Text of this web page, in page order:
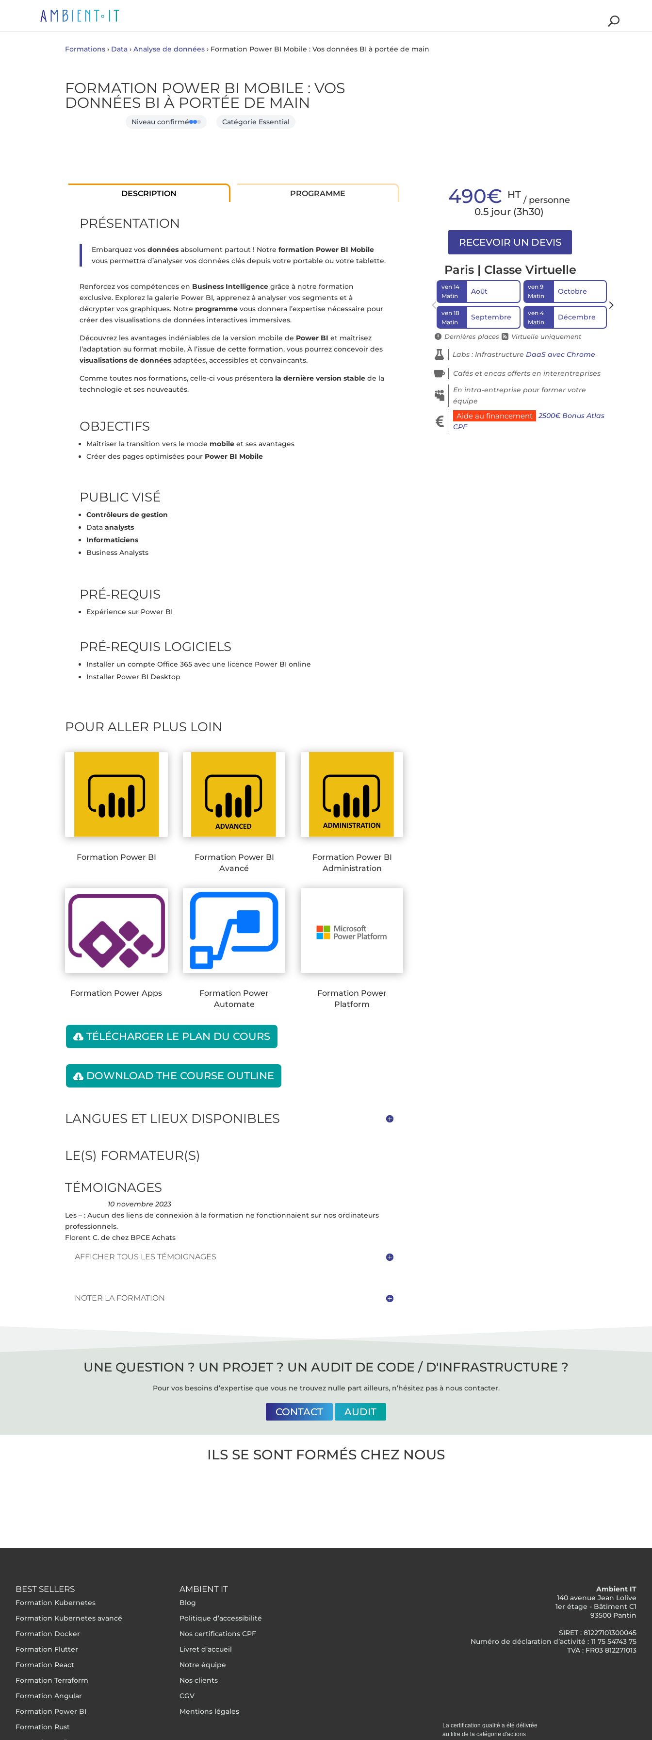
Formations › Data ›Analyse de données › Formation Power BI Mobile : Vos données BI à portée de main
FORMATION POWER BI MOBILE : VOS
DONNÉES BI À PORTÉE DE MAIN
Niveau confirmé Catégorie Essential
DESCRIPTION PROGRAMME
PRÉSENTATION
Embarquez vosdonnées absolument partout ! Notreformation Power BI Mobile
vous permettra d’analyser vos données clés depuis votre portable ou votre tablette.
Renforcez vos compétences en Business Intelligence grâce à notre formation
exclusive. Explorez la galerie Power BI, apprenez à analyser vos segments et à
décrypter vos graphiques. Notre programme vous donnera l’expertise nécessaire pour
créer des visualisations de données interactives immersives.
Découvrez les avantages indéniables de la version mobile de Power BI et maîtrisez
l’adaptation au format mobile. À l’issue de cette formation, vous pourrez concevoir des
visualisations de données adaptées, accessibles et convaincants.
Comme toutes nos formations, celle-ci vous présentera la dernière version stable de la
technologie et ses nouveautés.
OBJECTIFS
Maîtriser la transition vers le mode mobile et ses avantages
Créer des pages optimisées pour Power BI Mobile
PUBLIC VISÉ
Contrôleurs de gestion
Dataanalysts
Informaticiens
Business Analysts
PRÉ-REQUIS
Expérience sur Power BI
PRÉ-REQUIS LOGICIELS
Installer un compte Office 365 avec une licence Power BI online
Installer Power BI Desktop
POUR ALLER PLUS LOIN
Formation Power BI
Formation Power BI
Avancé
Formation Power BI
Administration
Formation Power Apps
Formation Power
Automate
Formation Power
Platform
TÉLÉCHARGER LE PLAN DU COURS
DOWNLOAD THE COURSE OUTLINE
LANGUES ET LIEUX DISPONIBLES
LE(S) FORMATEUR(S)
TÉMOIGNAGES
10 novembre 2023
Les – : Aucun des liens de connexion à la formation ne fonctionnaient sur nos ordinateurs
professionnels.
Florent C. de chez BPCE Achats
AFFICHER TOUS LES TÉMOIGNAGES
NOTER LA FORMATION
490€ HT / personne
0.5 jour (3h30)
Paris | Classe Virtuelle
ven 14
Matin
Août
ven 18
Matin
Septembre
ven 9
Matin
Octobre
ven 4
Matin
Décembre
 Dernières places  Virtuelle uniquement
 Labs : InfrastructureDaaS avec Chrome
 Cafés et encas offerts en interentreprises

En intra-entreprise pour former votre
équipe
 Aide au financement
2500€ Bonus Atlas
CPF
UNE QUESTION ? UN PROJET ? UN AUDIT DE CODE / D'INFRASTRUCTURE ?
Pour vos besoins d’expertise que vous ne trouvez nulle part ailleurs, n’hésitez pas à nous contacter.
CONTACT AUDIT
ILS SE SONT FORMÉS CHEZ NOUS
BEST SELLERS
Formation Kubernetes
Formation Kubernetes avancé
Formation Docker
Formation Flutter
Formation React
Formation Terraform
Formation Angular
Formation Power BI
Formation Rust
AMBIENT IT
Blog
Politique d’accessibilité
Nos certifications CPF
Livret d’accueil
Notre équipe
Nos clients
CGV
Mentions légales
Ambient IT
140 avenue Jean Lolive
1er étage - Bâtiment C1
93500 Pantin
SIRET : 81227101300045
Numéro de déclaration d’activité : 11 75 54743 75
TVA : FR03 812271013
La certification qualité a été délivrée
au titre de la catégorie d'actions